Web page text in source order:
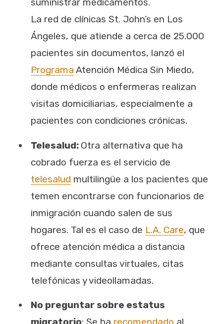
suministrar medicamentos.
La red de clínicas St. John’s en Los
Ángeles, que atiende a cerca de 25.000
pacientes sin documentos, lanzó el
Programa Atención Médica Sin Miedo,
donde médicos o enfermeras realizan
visitas domiciliarias, especialmente a
pacientes con condiciones crónicas.
Telesalud: Otra alternativa que ha
cobrado fuerza es el servicio de
telesalud multilingüe a los pacientes que
temen encontrarse con funcionarios de
inmigración cuando salen de sus
hogares. Tal es el caso de L.A. Care, que
ofrece atención médica a distancia
mediante consultas virtuales, citas
telefónicas y videollamadas.
No preguntar sobre estatus
migratorio: Se ha recomendado al